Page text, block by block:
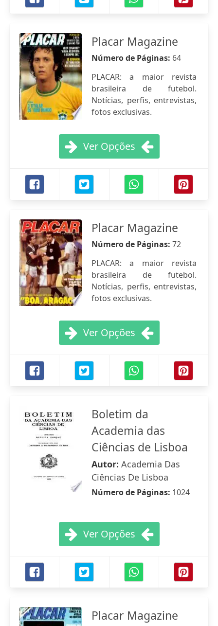
Placar Magazine
Número de Páginas: 64
PLACAR: a maior revista
brasileira de futebol.
Notícias, perfis, entrevistas,
fotos exclusivas.
Ver Opções
Placar Magazine
Número de Páginas: 72
PLACAR: a maior revista
brasileira de futebol.
Notícias, perfis, entrevistas,
fotos exclusivas.
Ver Opções
Boletim da
Academia das
Ciências de Lisboa
Autor: Academia Das
Ciências De Lisboa
Número de Páginas: 1024
Ver Opções
Placar Magazine